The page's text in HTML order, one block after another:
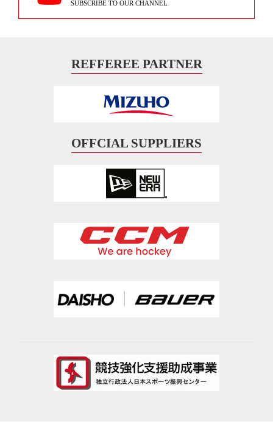
SUBSCRIBE TO OUR CHANNEL
REFFEREE PARTNER
OFFCIAL SUPPLIERS